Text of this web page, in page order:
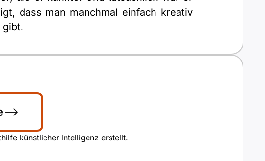
dass man manchmal einfach kreativ
gibt.
künstlicher Intelligenz erstellt.